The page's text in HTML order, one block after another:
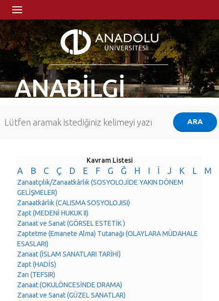
ANABİLGİ
Kavram Listesi
A B C Ç D E F G Ğ H I İ J K L M
Zanaatçılık/Zanaatkârlık (SOSYOLOJİDE YAKIN DÖNEM
GELİŞMELER)
Zanaatkârlık (CALISMA SOSYOLOJISI)
Zapt (MEDENİ HUKUK II)
Zanaat ve Sanat (GÖRSEL ESTETİK )
Zaptetme (Emanete Alma) Tutanağı (OLAYLARA MÜDAHALE
ESASLARI)
Zanaat (İSLAM SANATLARI TARİHİ)
Zapt (HADİS)
Zan (TEFSIR)
Zanaat (OKULÖNCESİNDE DRAMA)
Zanaat ve Sanat (GÜZEL SANATLAR)